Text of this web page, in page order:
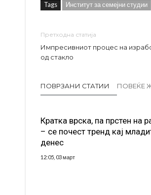
Tags Институт за семејни студии
Претходна статија
Импресивниот процес на
од стакло
ПОВРЗАНИ СТАТИИ ПОВЕЌЕ
Кратка врска, па прстен на
– се почест тренд кај
денес
12:05, 03 март